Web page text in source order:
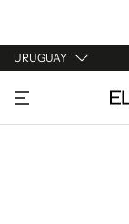
URUGUAY
URUGUAY
ARGENTINA